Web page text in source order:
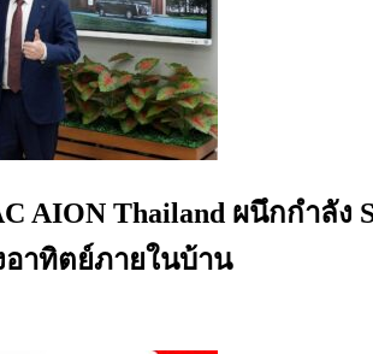
AION Thailand ผนึกกำลัง
าทิตย์ภายในบ้าน